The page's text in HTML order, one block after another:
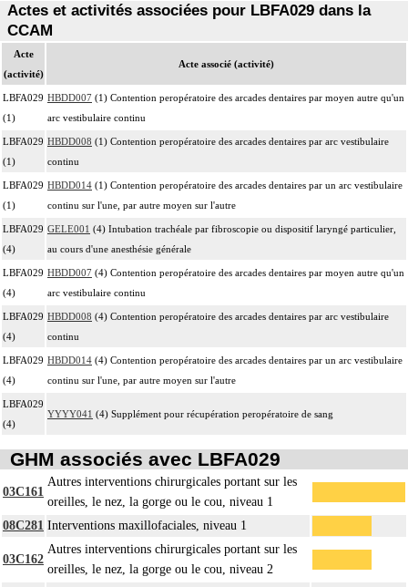
Actes et activités associées pour LBFA029 dans la
CCAM
Acte
(activité)
Acte associé (activité)
LBFA029
(1)
HBDD007 (1) Contention peropératoire des arcades dentaires par moyen autre qu'un
arc vestibulaire continu
LBFA029
(1)
HBDD008 (1) Contention peropératoire des arcades dentaires par arc vestibulaire
continu
LBFA029
(1)
HBDD014 (1) Contention peropératoire des arcades dentaires par un arc vestibulaire
continu sur l'une, par autre moyen sur l'autre
LBFA029
(4)
GELE001 (4) Intubation trachéale par fibroscopie ou dispositif laryngé particulier,
au cours d'une anesthésie générale
LBFA029
(4)
HBDD007 (4) Contention peropératoire des arcades dentaires par moyen autre qu'un
arc vestibulaire continu
LBFA029
(4)
HBDD008 (4) Contention peropératoire des arcades dentaires par arc vestibulaire
continu
LBFA029
(4)
HBDD014 (4) Contention peropératoire des arcades dentaires par un arc vestibulaire
continu sur l'une, par autre moyen sur l'autre
LBFA029
(4)
YYYY041 (4) Supplément pour récupération peropératoire de sang
GHM associés avec LBFA029
03C161
Autres interventions chirurgicales portant sur les
oreilles, le nez, la gorge ou le cou, niveau 1
08C281 Interventions maxillofaciales, niveau 1
03C162
Autres interventions chirurgicales portant sur les
oreilles, le nez, la gorge ou le cou, niveau 2